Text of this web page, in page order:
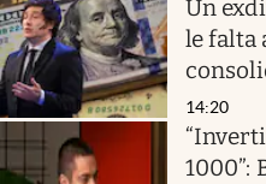
Un
le falta
14:20
1000”: